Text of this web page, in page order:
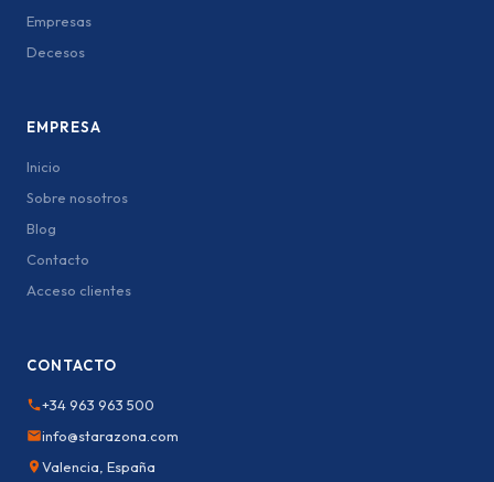
Empresas
Decesos
EMPRESA
Inicio
Sobre nosotros
Blog
Contacto
Acceso clientes
CONTACTO
+34 963 963 500
info@starazona.com
Valencia, España